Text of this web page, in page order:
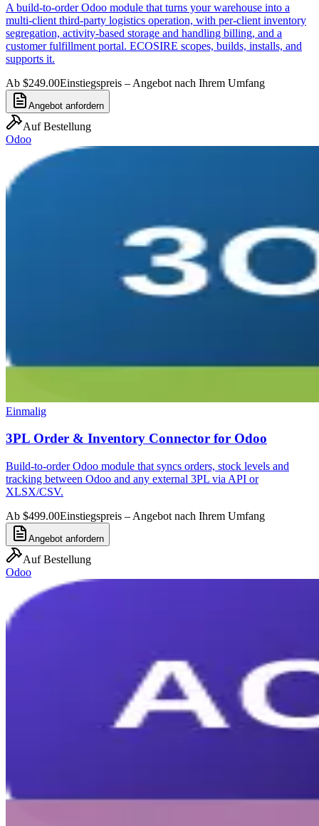
A build-to-order Odoo module that turns your warehouse into a
multi-client third-party logistics operation, with per-client inventory
segregation, activity-based storage and handling billing, and a
customer fulfillment portal. ECOSIRE scopes, builds, installs, and
supports it.
Ab $249.00Einstiegspreis – Angebot nach Ihrem Umfang
Angebot anfordern
Auf Bestellung
Odoo
Einmalig
3PL Order & Inventory Connector for Odoo
Build-to-order Odoo module that syncs orders, stock levels and
tracking between Odoo and any external 3PL via API or
XLSX/CSV.
Ab $499.00Einstiegspreis – Angebot nach Ihrem Umfang
Angebot anfordern
Auf Bestellung
Odoo